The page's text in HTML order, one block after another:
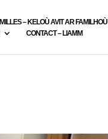
– KELOÙ AVIT AR FAMILHOÙ
CONTACT – LIAMM